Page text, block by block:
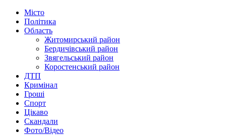
Місто
Політика
Область
Житомирський район
Бердичівський район
Звягельський район
Коростенський район
ДТП
Кримінал
Гроші
Спорт
Цікаво
Скандали
Фото/Відео